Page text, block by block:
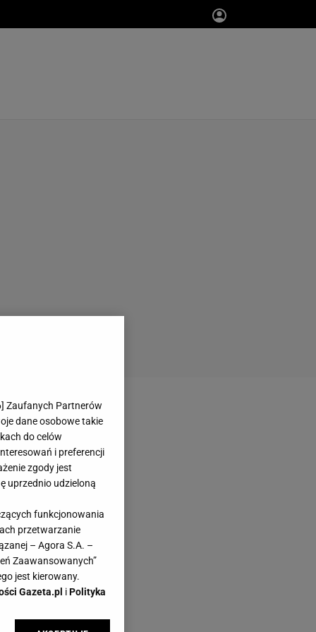
] Zaufanych Partnerów
dane osobowe takie
do celów
i preferencji
zgody jest
uprzednio udzieloną
funkcjonowania
przetwarzanie
– Agora S.A. –
Zaawansowanych”
jest kierowany.
Gazeta.pl iPolityka